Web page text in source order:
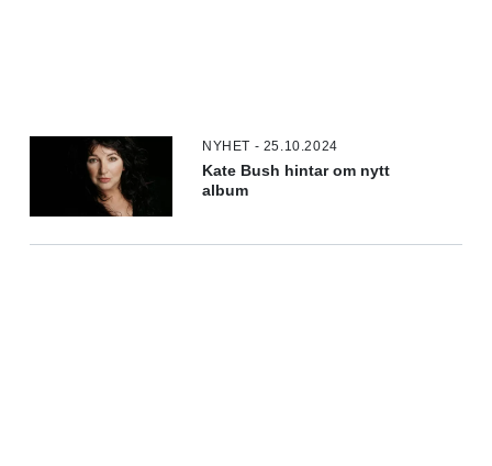
NYHET - 25.10.2024
Kate Bush hintar om nytt
album